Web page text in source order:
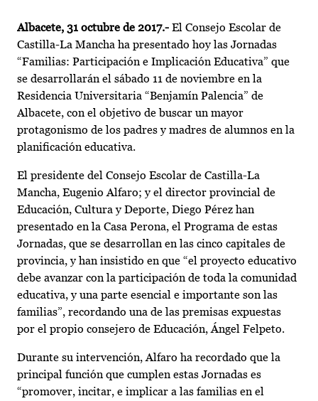
Albacete, 31 octubre de 2017.- El Consejo Escolar de
Castilla-La Mancha ha presentado hoy las Jornadas
“Familias: Participación e Implicación Educativa” que
se desarrollarán el sábado 11 de noviembre en la
Residencia Universitaria “Benjamín Palencia” de
Albacete, con el objetivo de buscar un mayor
protagonismo de los padres y madres de alumnos en la
planificación educativa.
El presidente del Consejo Escolar de Castilla-La
Mancha, Eugenio Alfaro; y el director provincial de
Educación, Cultura y Deporte, Diego Pérez han
presentado en la Casa Perona, el Programa de estas
Jornadas, que se desarrollan en las cinco capitales de
provincia, y han insistido en que “el proyecto educativo
debe avanzar con la participación de toda la comunidad
educativa, y una parte esencial e importante son las
familias”, recordando una de las premisas expuestas
por el propio consejero de Educación, Ángel Felpeto.
Durante su intervención, Alfaro ha recordado que la
principal función que cumplen estas Jornadas es
“promover, incitar, e implicar a las familias en el